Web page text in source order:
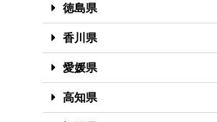
徳島県
香川県
愛媛県
高知県